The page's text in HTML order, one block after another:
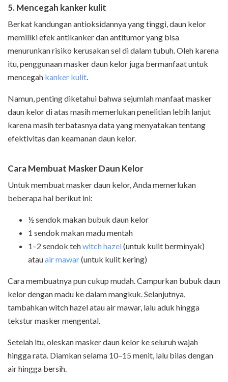
5. Mencegah kanker kulit
Berkat kandungan antioksidannya yang tinggi, daun kelor
memiliki efek antikanker dan antitumor yang bisa
menurunkan risiko kerusakan sel di dalam tubuh. Oleh karena
itu, penggunaan masker daun kelor juga bermanfaat untuk
mencegah kanker kulit.
Namun, penting diketahui bahwa sejumlah manfaat masker
daun kelor di atas masih memerlukan penelitian lebih lanjut
karena masih terbatasnya data yang menyatakan tentang
efektivitas dan keamanan daun kelor.
Cara Membuat Masker Daun Kelor
Untuk membuat masker daun kelor, Anda memerlukan
beberapa hal berikut ini:
½ sendok makan bubuk daun kelor
1 sendok makan madu mentah
1–2 sendok tehwitch hazel(untuk kulit berminyak)
atauair mawar(untuk kulit kering)
Cara membuatnya pun cukup mudah. Campurkan bubuk daun
kelor dengan madu ke dalam mangkuk. Selanjutnya,
tambahkan witch hazel atau air mawar, lalu aduk hingga
tekstur masker mengental.
Setelah itu, oleskan masker daun kelor ke seluruh wajah
hingga rata. Diamkan selama 10–15 menit, lalu bilas dengan
air hingga bersih.